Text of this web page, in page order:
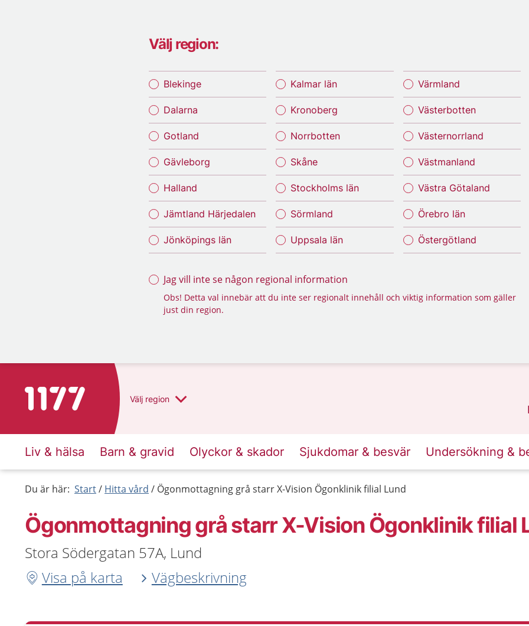
Välj region:
Blekinge
Dalarna
Gotland
Gävleborg
Halland
Jämtland Härjedalen
Jönköpings län
Kalmar län
Kronoberg
Norrbotten
Skåne
Stockholms län
Sörmland
Uppsala län
Värmland
Västerbotten
Västernorrland
Västmanland
Västra Götaland
Örebro län
Östergötland
Jag vill inte se någon regional information
Obs! Detta val innebär att du inte ser regionalt innehåll och viktig information som gäller
just din region.
Till startsidan för 1177 Välj region
Liv & hälsa Barn & gravid Olyckor & skador Sjukdomar & besvär Undersökning &
Du är här: Start Hitta vård Ögonmottagning grå starr X-Vision Ögonklinik filial Lund
Ögonmottagning grå starr X-Vision Ögonklinik filial
Stora Södergatan 57A, Lund
Visa på karta
Vägbeskrivning